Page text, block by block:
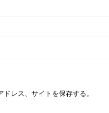
レス、サイトを保存する。